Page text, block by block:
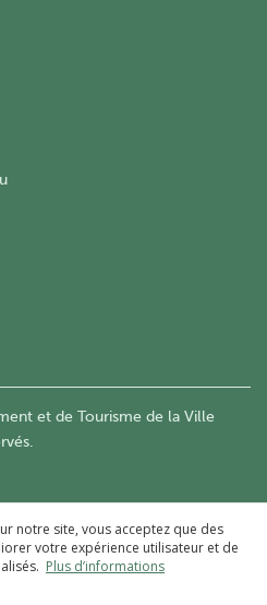
et de Tourisme de la Ville
notre site, vous acceptez que des
votre expérience utilisateur et de
Plus d’informations